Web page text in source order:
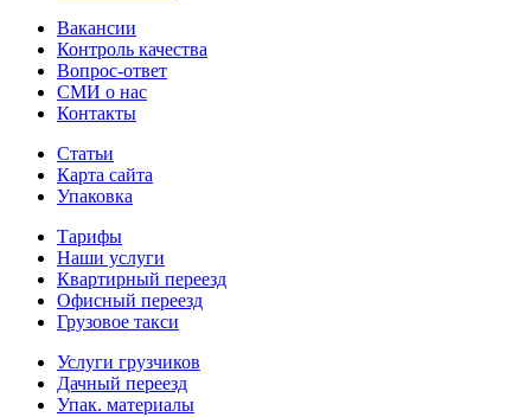
Вакансии
Контроль качества
Вопрос-ответ
СМИ о нас
Контакты
Статьи
Карта сайта
Упаковка
Тарифы
Наши услуги
Квартирный переезд
Офисный переезд
Грузовое такси
Услуги грузчиков
Дачный переезд
Упак. материалы